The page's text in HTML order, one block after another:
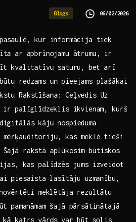
Blogs 06/02/2026
kur informācija tiek
ar apbrīnojamu ātrumu, ir
kvalitatīvu saturu,⁣ bet arī
redzams un pieejams plašākai
Rakstīšana: Ceļvedis Uz
ir‌ palīglīdzeklis‌ ikvienam, kurš
kāju nospieduma
​mērķauditoriju, kas⁤ meklē⁤ tieši
rakstā aplūkosim būtiskos
‌kas palīdzēs ​jums izveidot
⁤piesaista⁣ lasītāju uzmanību,
meklētāja rezultātu‌
⁤pamanāmam šajā pārsātinātajā
kā ‌katrs vārds var⁤ būt⁣ solis